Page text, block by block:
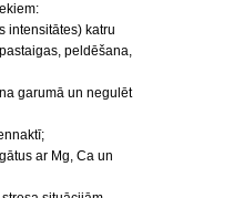
intensitātes) katru
peldēšana,
garumā un negulēt
ar Mg, Ca un